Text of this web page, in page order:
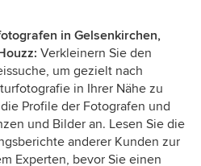
in Gelsenkirchen,
Verkleinern Sie den
um gezielt nach
in Ihrer Nähe zu
Profile der Fotografen und
und Bilder an. Lesen Sie die
anderer Kunden zur
Experten, bevor Sie einen